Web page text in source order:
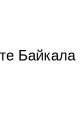
Байкала